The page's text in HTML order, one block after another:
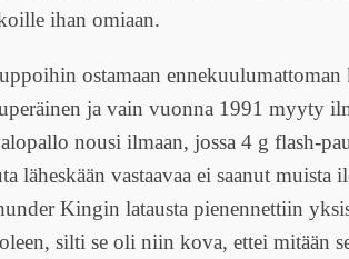
ihan omiaan.
ostamaan
ja vain vuonna 1991 myyty
nousi ilmaan, jossa 4 g flash-
läheskään vastaavaa ei saanut
Kingin latausta pienennettiin
silti se oli niin kova, ettei mitään